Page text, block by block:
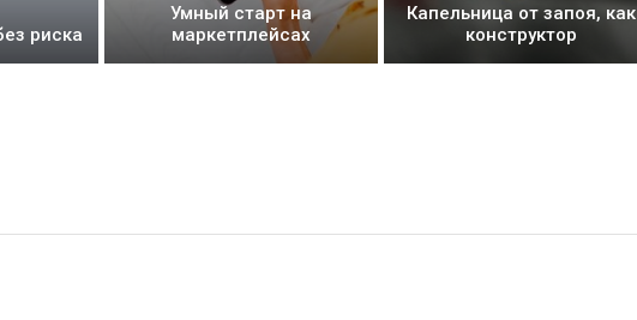
риска
Умный старт на
маркетплейсах
Капельница от запоя, как
конструктор